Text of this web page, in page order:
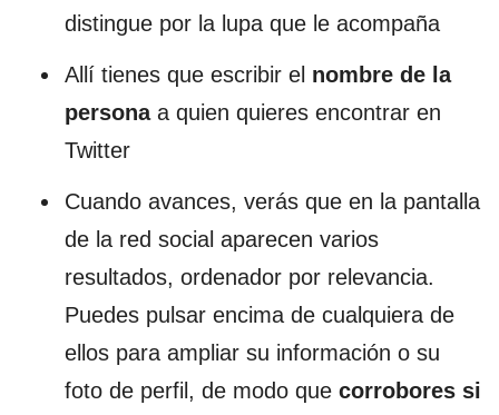
distingue por la lupa que le acompaña
Allí tienes que escribir el nombre de la
personaa quien quieres encontrar en
Twitter
Cuando avances, verás que en la pantalla
de la red social aparecen varios
resultados, ordenador por relevancia.
Puedes pulsar encima de cualquiera de
ellos para ampliar su información o su
foto de perfil, de modo que corrobores si